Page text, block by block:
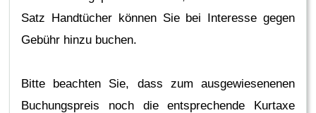
Satz Handtücher können Sie bei Interesse gegen
Gebühr hinzu buchen.
Bitte beachten Sie, dass zum ausgewiesenenen
Buchungspreis noch die entsprechende Kurtaxe